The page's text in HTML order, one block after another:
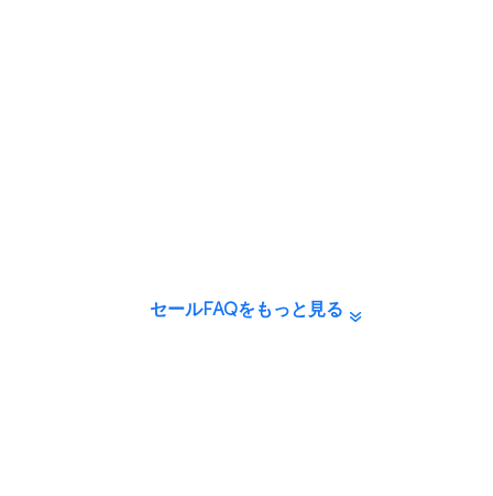
セールFAQをもっと見る